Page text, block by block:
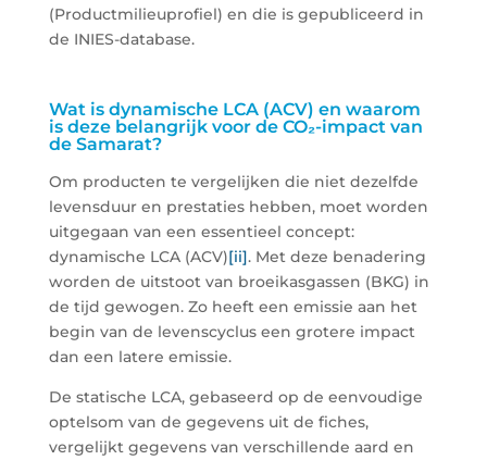
(Productmilieuprofiel) en die is gepubliceerd in
de INIES-database.
Wat is dynamische LCA (ACV) en waarom
is deze belangrijk voor de CO₂-impact van
de Samarat?
Om producten te vergelijken die niet dezelfde
levensduur en prestaties hebben, moet worden
uitgegaan van een essentieel concept:
dynamische LCA (ACV)[ii]. Met deze benadering
worden de uitstoot van broeikasgassen (BKG) in
de tijd gewogen. Zo heeft een emissie aan het
begin van de levenscyclus een grotere impact
dan een latere emissie.
De statische LCA, gebaseerd op de eenvoudige
optelsom van de gegevens uit de fiches,
vergelijkt gegevens van verschillende aard en